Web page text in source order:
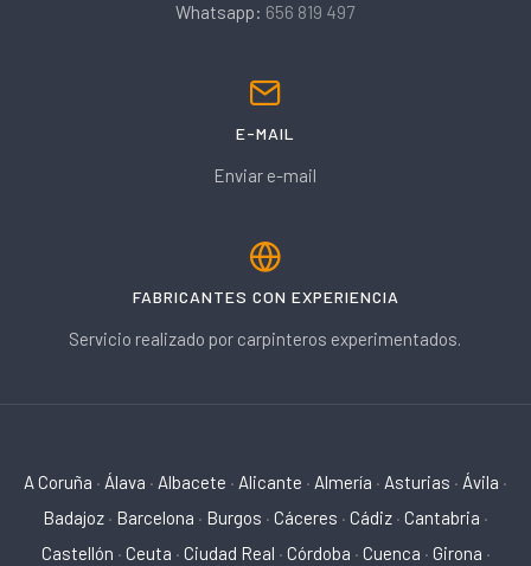
Whatsapp: 656 819 497
E-MAIL
Enviar e-mail
FABRICANTES CON EXPERIENCIA
Servicio realizado por carpinteros experimentados.
A Coruña · Álava · Albacete · Alicante · Almería · Asturias · Ávila ·
Badajoz · Barcelona · Burgos · Cáceres · Cádiz · Cantabria ·
Castellón · Ceuta · Ciudad Real · Córdoba · Cuenca · Girona ·